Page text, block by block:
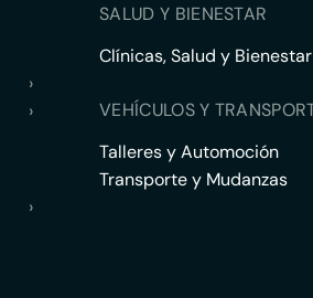
›
›
›
SALUD Y BIENESTAR
Clínicas, Salud y Bienestar
VEHÍCULOS Y
Talleres y Automoción
Transporte y Mudanzas